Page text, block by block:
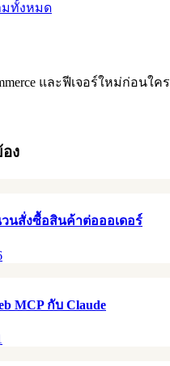
ทั้งหมด
และฟีเจอร์ใหม่ก่อนใคร
ง
นสั่งซื้อสินค้าต่อออเดอร์